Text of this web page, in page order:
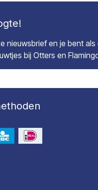
nieuwsbrief en je bent
bij Otters en